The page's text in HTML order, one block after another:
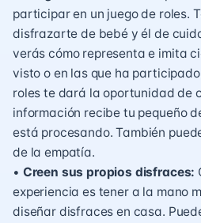
participar en un juego de roles.
disfrazarte de bebé y él de
verás cómo representa e imita
visto o en las que ha
roles te dará la oportunidad de
información recibe tu pequeño
está procesando. También
de la empatía.
• Creen sus propios disfraces:
experiencia es tener a la mano
diseñar disfraces en casa.